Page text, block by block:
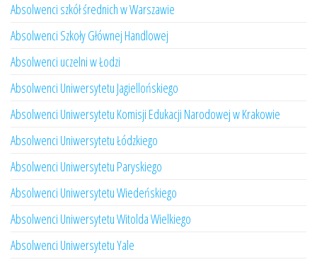
Absolwenci szkół średnich w Warszawie
Absolwenci Szkoły Głównej Handlowej
Absolwenci uczelni w Łodzi
Absolwenci Uniwersytetu Jagiellońskiego
Absolwenci Uniwersytetu Komisji Edukacji Narodowej w Krakowie
Absolwenci Uniwersytetu Łódzkiego
Absolwenci Uniwersytetu Paryskiego
Absolwenci Uniwersytetu Wiedeńskiego
Absolwenci Uniwersytetu Witolda Wielkiego
Absolwenci Uniwersytetu Yale